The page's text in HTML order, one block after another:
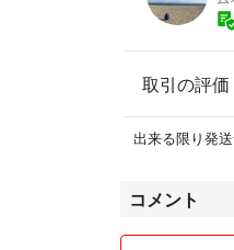
取引の評価
出来る限り発
コメント